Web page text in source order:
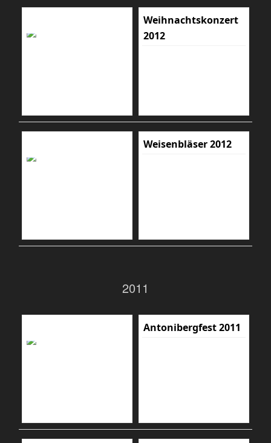
Weihnachtskonzert
2012
Weisenbläser 2012
2011
Antonibergfest 2011